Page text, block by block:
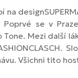
na
Poprvé se v
Tone. Mezi další
Všichni tito